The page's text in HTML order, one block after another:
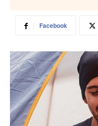
Facebook